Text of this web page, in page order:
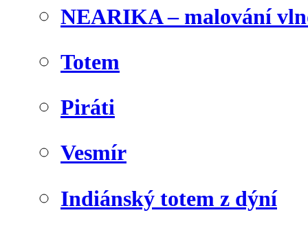
NEARIKA – malování
Totem
Piráti
Vesmír
Indiánský totem z dýní